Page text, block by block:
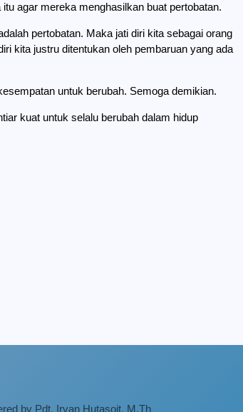
agar mereka menghasilkan buat pertobatan.
pertobatan. Maka jati diri kita sebagai orang
kita justru ditentukan oleh pembaruan yang ada
untuk berubah. Semoga demikian.
kuat untuk selalu berubah dalam hidup
by Pdt. Irvan Hutasoit, M.Th